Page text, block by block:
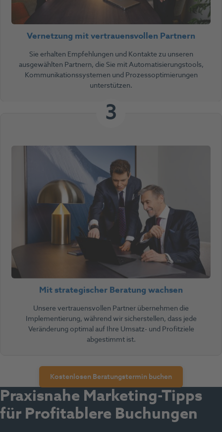
Vernetzung mit vertrauensvollen Partnern
Sie erhalten Empfehlungen und Kontakte zu unseren
ausgewählten Partnern, die Sie mit Automatisierungstools,
Kommunikationssystemen und Prozessoptimierungen
unterstützen.
3
Mit strategischer Beratung wachsen
Unsere vertrauensvollen Partner übernehmen die
Implementierung, während wir sicherstellen, dass jede
Veränderung optimal auf Ihre Umsatz- und Profitziele
abgestimmt ist.
Kostenlosen Beratungstermin buchen
Praxisnahe Marketing-Tipps
für Profitablere Buchungen